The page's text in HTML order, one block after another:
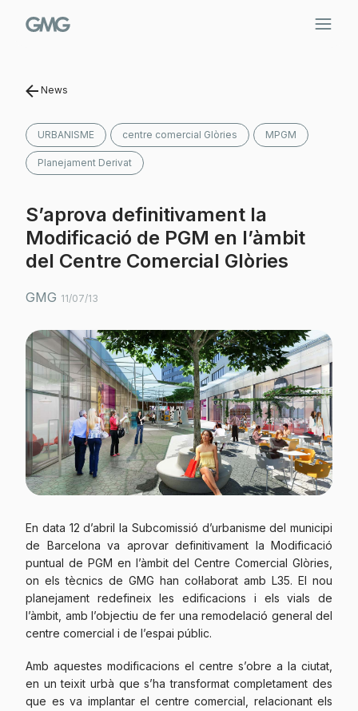
News
URBANISME centre comercial Glòries MPGM
Planejament Derivat
S’aprova definitivament la
Modificació de PGM en l’àmbit
del Centre Comercial Glòries
GMG 11/07/13
En data 12 d’abril la Subcomissió d’urbanisme del municipi
de Barcelona va aprovar definitivament la Modificació
puntual de PGM en l’àmbit del Centre Comercial Glòries,
on els tècnics de GMG han col·laborat amb L35. El nou
planejament redefineix les edificacions i els vials de
l’àmbit, amb l’objectiu de fer una remodelació general del
centre comercial i de l’espai públic.
Amb aquestes modificacions el centre s’obre a la ciutat,
en un teixit urbà que s’ha transformat completament des
que es va implantar el centre comercial, relacionant els